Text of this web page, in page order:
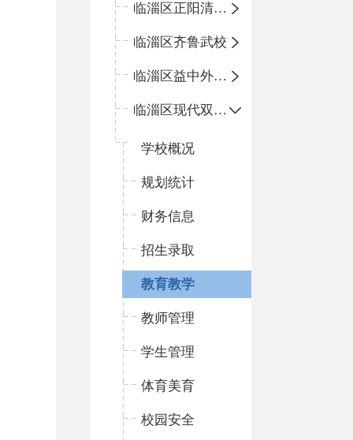
临淄区正阳清北实验学校
临淄区齐鲁武校
临淄区益中外语学校
临淄区现代双语学校
学校概况
规划统计
财务信息
招生录取
教育教学
教师管理
学生管理
体育美育
校园安全